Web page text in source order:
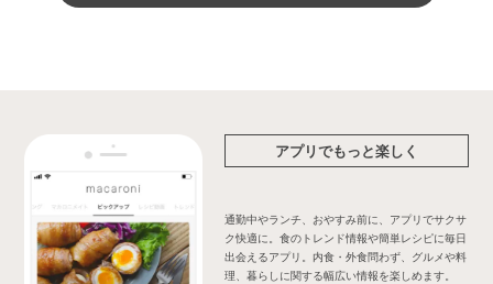
アプリでもっと楽しく
通勤中やランチ、おやすみ前に、アプリでサクサ
ク快適に。食のトレンド情報や簡単レシピに毎日
出会えるアプリ。内食・外食問わず、グルメや料
理、暮らしに関する幅広い情報を楽しめます。